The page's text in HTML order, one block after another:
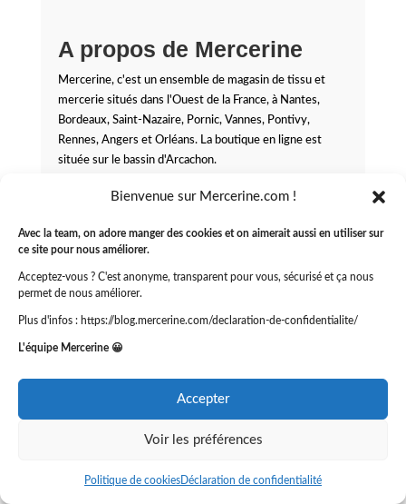
Bienvenue sur Mercerine.com !
Avec la team, on adore manger des cookies et on aimerait aussi en utiliser sur
ce site pour nous améliorer.
Acceptez-vous ? C'est anonyme, transparent pour vous, sécurisé et ça nous
permet de nous améliorer.
Plus d'infos : https://blog.mercerine.com/declaration-de-confidentialite/
L'équipe Mercerine 😀
Accepter
Voir les préférences
Politique de cookies Déclaration de confidentialité
A propos de Mercerine
Mercerine, c'est un ensemble de magasin de tissu et
mercerie situés dans l'Ouest de la France, à Nantes,
Bordeaux, Saint-Nazaire, Pornic, Vannes, Pontivy,
Rennes, Angers et Orléans. La boutique en ligne est
située sur le bassin d'Arcachon.
Notre équipe de passionnés est constituée d'experts en
patchwork, broderie et tricot qui vous conseillent et
vous aident dans vos projets.
Vous nous retrouvez sur instagram sur les comptes
@diffuslainetissus_atlantique, ainsi que sur Pinterest sur
le compte @mercerinetissus.
chaîne Youtube @mercerine
Découvrir nos magasins de tissus >